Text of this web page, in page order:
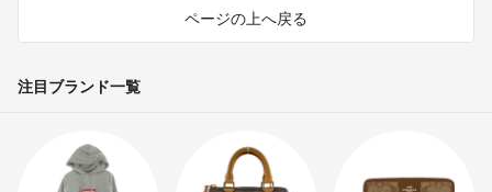
ページの上へ戻る
注目ブランド一覧